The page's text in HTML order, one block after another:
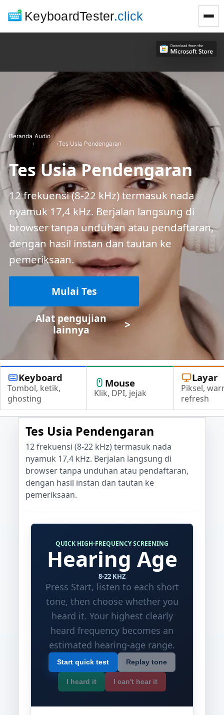
KeyboardTester.click
Beranda
›
Audio
›Tes Usia Pendengaran
Tes Usia Pendengaran
12 frekuensi (8-22 kHz) termasuk nada
nyamuk 17,4 kHz. Berjalan langsung di
browser tanpa unduhan atau pendaftaran,
dengan hasil instan dan tautan ke
pemeriksaan.
Mulai Tes
Alat pengujian
lainnya
>
Keyboard
Tombol, ketik,
ghosting
Mouse
Klik, DPI, jejak
Layar
Piksel,
refresh
Tes Usia Pendengaran
12 frekuensi (8-22 kHz) termasuk nada
nyamuk 17,4 kHz. Berjalan langsung di
browser tanpa unduhan atau pendaftaran,
dengan hasil instan dan tautan ke
pemeriksaan.
QUICK HIGH-FREQUENCY SCREENING
Hearing Age
8-22 KHZ
Press Start, listen to each short
tone, then choose whether you
heard it. Your highest clearly
heard frequency becomes an
estimated hearing-age range.
Start quick test Replay tone
I heard it I can't hear it